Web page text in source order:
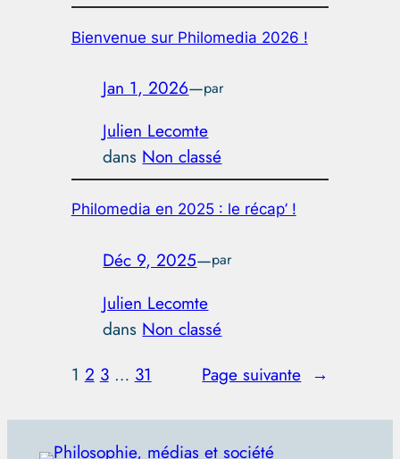
Bienvenue sur Philomedia 2026 !
Jan 1, 2026—par
Julien Lecomte
dans Non classé
Philomedia en 2025 : le récap’ !
Déc 9, 2025—par
Julien Lecomte
dans Non classé
1 2 3 … 31 Page suivante →